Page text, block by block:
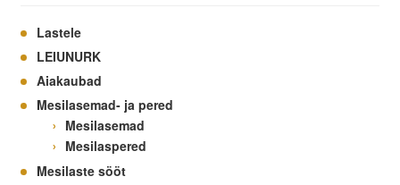
Lastele
LEIUNURK
Aiakaubad
Mesilasemad- ja pered
Mesilasemad
Mesilaspered
Mesilaste sööt